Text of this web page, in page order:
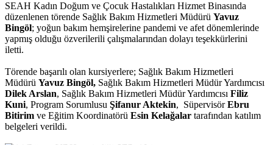
SEAH Kadın Doğum ve Çocuk Hastalıkları Hizmet Binasında
düzenlenen törende Sağlık Bakım Hizmetleri Müdürü Yavuz
Bingöl; yoğun bakım hemşirelerine pandemi ve afet dönemlerinde
yapmış olduğu özverilerili çalışmalarından dolayı teşekkürlerini
iletti.
Törende başarılı olan kursiyerlere; Sağlık Bakım Hizmetleri
Müdürü Yavuz Bingöl, Sağlık Bakım Hizmetleri Müdür Yardımcısı
Dilek Arslan, Sağlık Bakım Hizmetleri Müdür Yardımcısı Filiz
Kuni, Program Sorumlusu Şifanur Aktekin, SüpervisörEbru
Bitirim ve Eğitim Koordinatörü Esin Kelağalar tarafından katılım
belgeleri verildi.